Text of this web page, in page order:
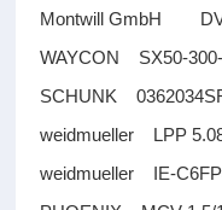
Montwill GmbH
WAYCON SX50-
SCHUNK
weidmueller LPP
weidmueller IE-